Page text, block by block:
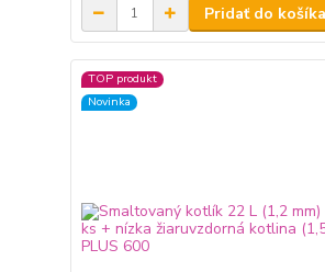
Pridať do košíka
TOP produkt
Novinka